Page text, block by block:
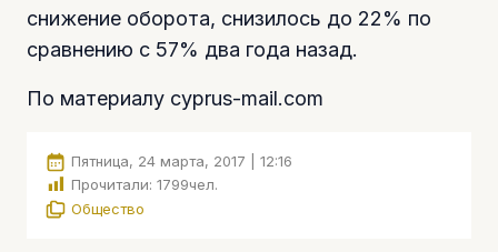
снижение оборота, снизилось до 22% по
сравнению с 57% два года назад.
По материалу cyprus-mail.com
Пятница, 24 марта, 2017 | 12:16
Прочитали: 1799чел.
Общество